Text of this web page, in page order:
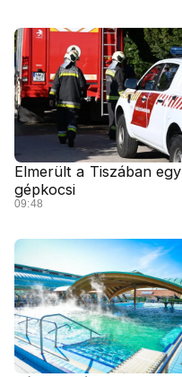
Elmerült a Tiszában egy
gépkocsi
09:48